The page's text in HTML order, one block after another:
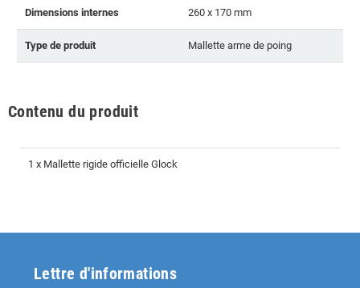
Dimensions internes 260 x 170 mm
Type de produit Mallette arme de poing
Contenu du produit
1 x Mallette rigide officielle Glock
Lettre d'informations